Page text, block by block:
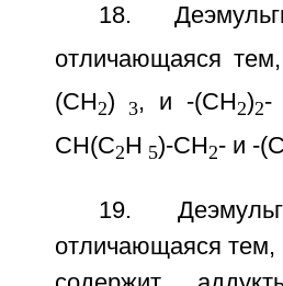
18.
отличающаяся
(CH2) 3, и -(CH2)2-
CH(C2H 5)-CH2- и -
19.
отличающаяся